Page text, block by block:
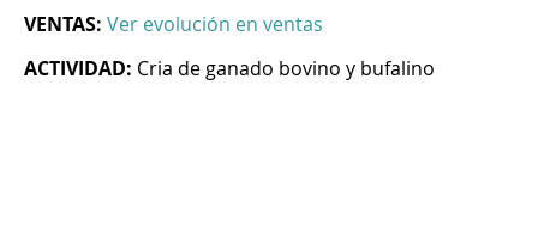
VENTAS: Ver evolución en ventas
ACTIVIDAD: Cria de ganado bovino y bufalino